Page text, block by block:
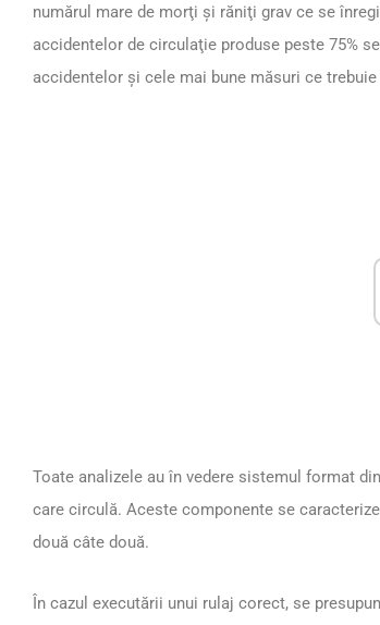
numărul mare de morţi şi răniţi grav ce se
accidentelor de circulaţie produse peste 75%
accidentelor şi cele mai bune măsuri ce
Toate analizele au în vedere sistemul format
care circulă. Aceste componente se
două câte două.
În cazul executării unui rulaj corect, se